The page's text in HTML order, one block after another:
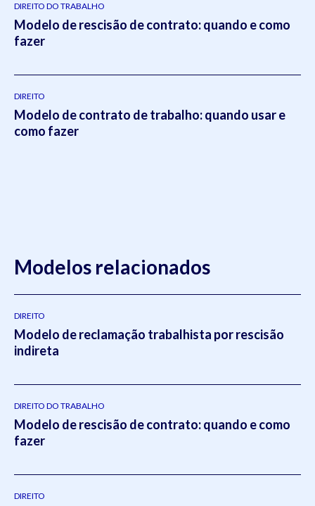
DIREITO DO TRABALHO
Modelo de rescisão de contrato: quando e como
fazer
DIREITO
Modelo de contrato de trabalho: quando usar e
como fazer
Modelos relacionados
DIREITO
Modelo de reclamação trabalhista por rescisão
indireta
DIREITO DO TRABALHO
Modelo de rescisão de contrato: quando e como
fazer
DIREITO